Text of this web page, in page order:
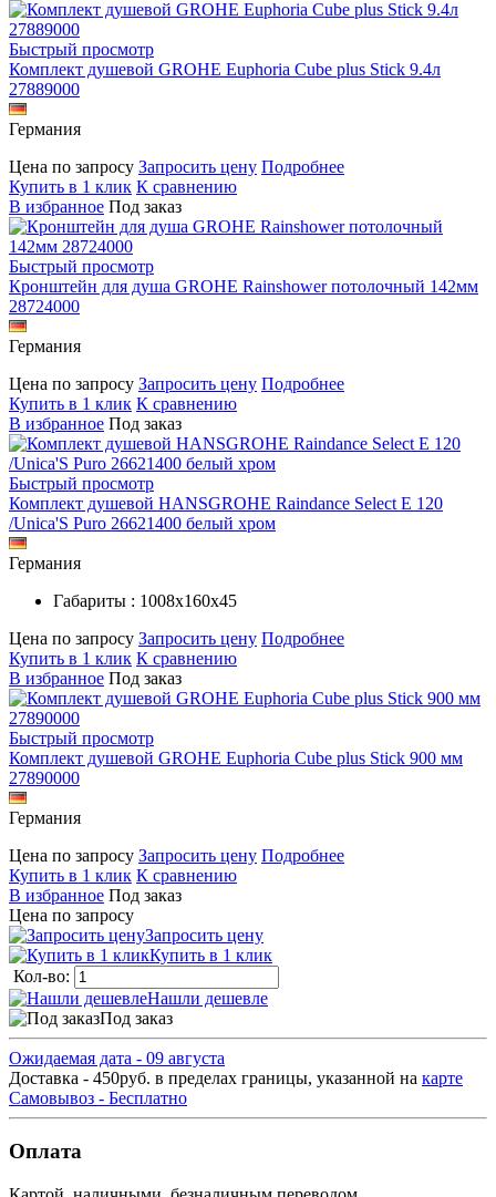
Быстрый просмотр
Комплект душевой GROHE Euphoria Cube plus Stick 9.4л
27889000
Германия
Цена по запросу Запросить цену Подробнее
Купить в 1 клик К сравнению
В избранное Под заказ
Быстрый просмотр
Кронштейн для душа GROHE Rainshower потолочный 142мм
28724000
Германия
Цена по запросу Запросить цену Подробнее
Купить в 1 клик К сравнению
В избранное Под заказ
Быстрый просмотр
Комплект душевой HANSGROHE Raindance Select E 120
/Unica'S Puro 26621400 белый хром
Германия
Габариты : 1008х160х45
Цена по запросу Запросить цену Подробнее
Купить в 1 клик К сравнению
В избранное Под заказ
Быстрый просмотр
Комплект душевой GROHE Euphoria Cube plus Stick 900 мм
27890000
Германия
Цена по запросу Запросить цену Подробнее
Купить в 1 клик К сравнению
В избранное Под заказ
Цена по запросу
Запросить цену
Купить в 1 клик
Кол-во:
Нашли дешевле
Под заказ
Ожидаемая дата - 09 августа
Доставка - 450руб. в пределах границы, указанной на карте
Самовывоз - Бесплатно
Оплата